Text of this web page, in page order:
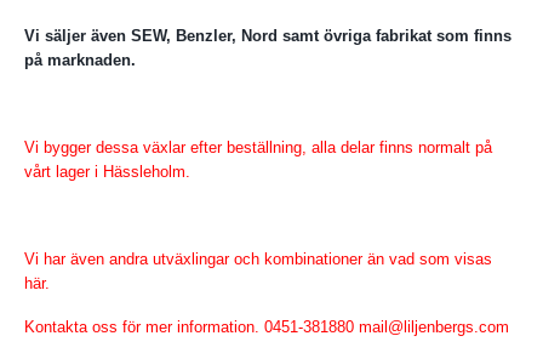
Vi säljer även SEW, Benzler, Nord samt övriga fabrikat som finns
på marknaden.
Vi bygger dessa växlar efter beställning, alla delar finns normalt på
vårt lager i Hässleholm.
Vi har även andra utväxlingar och kombinationer än vad som visas
här.
Kontakta oss för mer information. 0451-381880 mail@liljenbergs.com